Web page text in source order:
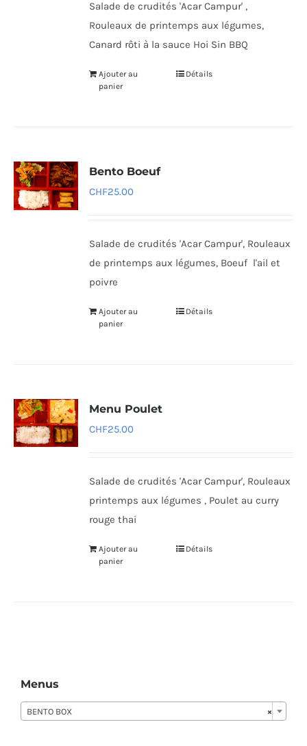
Salade de crudités 'Acar Campur' ,
Rouleaux de printemps aux légumes,
Canard rôti à la sauce Hoi Sin BBQ
Ajouter au
panier
Détails
Bento Boeuf
CHF25.00
Salade de crudités 'Acar Campur', Rouleaux
de printemps aux légumes, Boeuf l'ail et
poivre
Ajouter au
panier
Détails
Menu Poulet
CHF25.00
Salade de crudités 'Acar Campur', Rouleaux
printemps aux légumes , Poulet au curry
rouge thai
Ajouter au
panier
Détails
Menus
×
BENTO BOX